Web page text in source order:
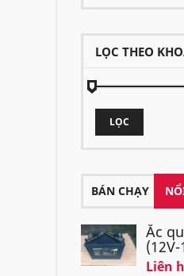
LỌC THEO
LỌC
BÁN CHẠY
Ắc
Liên